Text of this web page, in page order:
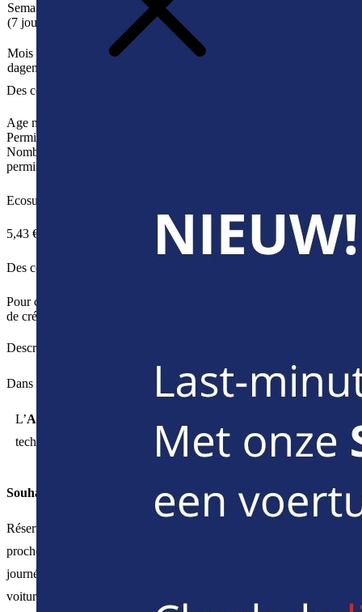
Semaine
(7 jours)
supplémentaire
supplémentaire
Mois (30
dagen)
1 878,28 €
/jour
1 977,14 €
65,91 €
Des conditions pour le conducteur
Age minimal
Permis de conduire
Nombre minimum d'années de
permis de conduire
Ecosurcharge
5,43 €
Des conditions de paiement
Pour ce véhicule, vous ne pouvez payer la caution qu'avec une carte
de crédit.
Description
Dans cette catégorie vous trouvez:
L’Audi A4 Avant
technologie numérique et sa polyvalence.
Souhaitez-vous louer cette voiture?
Réservez-la en ligne ou rendez visite à
proche de chez vous. Vous pouvez louer cette voiture à partir de 1
journée jusqu’à 2 années. De plus, il est possible de rendre votre
voiture de location dans une agence différente de celle de départ.